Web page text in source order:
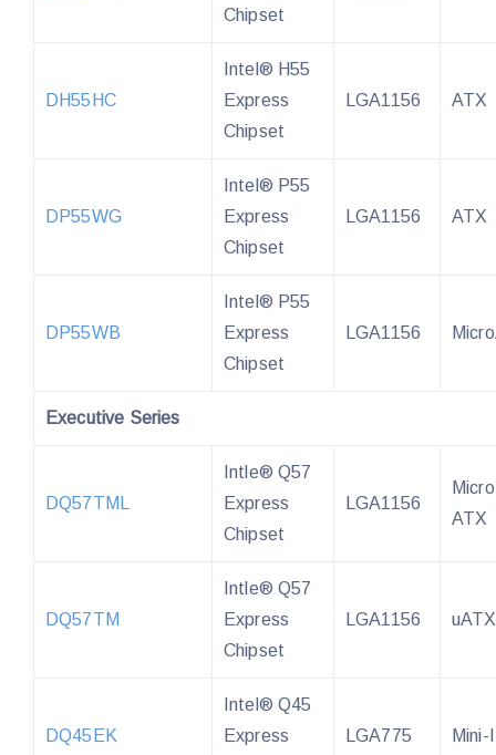
Chipset
DH55HC
Intel® H55
Express
Chipset
LGA1156 ATX
DP55WG
Intel® P55
Express
Chipset
LGA1156 ATX
DP55WB
Intel® P55
Express
Chipset
LGA1156
Executive Series
DQ57TML
Intle® Q57
Express
Chipset
LGA1156
ATX
DQ57TM
Intle® Q57
Express
Chipset
LGA1156 uATX
DQ45EK
Intel® Q45
Express
LGA775 Mini-